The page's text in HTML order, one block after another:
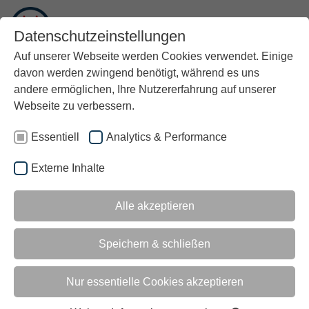
Datenschutzeinstellungen
Auf unserer Webseite werden Cookies verwendet. Einige
davon werden zwingend benötigt, während es uns
andere ermöglichen, Ihre Nutzererfahrung auf unserer
Webseite zu verbessern.
Essentiell Analytics & Performance
Externe Inhalte
Alle akzeptieren
Speichern & schließen
Nur essentielle Cookies akzeptieren
MITARBEITER FINANZ- UND
RECHNUNGSWESEN
(M/W/D)